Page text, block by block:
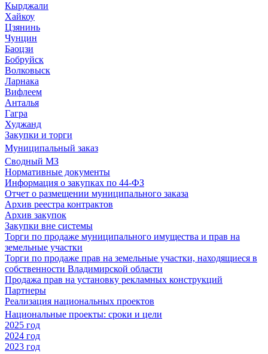
Кырджали
Хайкоу
Цзянинь
Чунцин
Баоцзи
Бобруйск
Волковыск
Ларнака
Вифлеем
Анталья
Гагра
Худжанд
Закупки и торги
Муниципальный заказ
Сводный МЗ
Нормативные документы
Информация о закупках по 44-ФЗ
Отчет о размещении муниципального заказа
Архив реестра контрактов
Архив закупок
Закупки вне системы
Торги по продаже муниципального имущества и прав на
земельные участки
Торги по продаже прав на земельные участки, находящиеся в
собственности Владимирской области
Продажа прав на установку рекламных конструкций
Партнеры
Реализация национальных проектов
Национальные проекты: сроки и цели
2025 год
2024 год
2023 год